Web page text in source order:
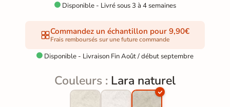
Disponible - Livré sous 3 à 4 semaines
Commandez un échantillon pour 9,90€
Frais remboursés sur une future commande
 Disponible - Livraison Fin Août / début septembre
Couleurs : Lara naturel